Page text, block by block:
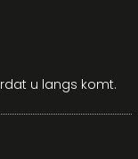
u langs komt.